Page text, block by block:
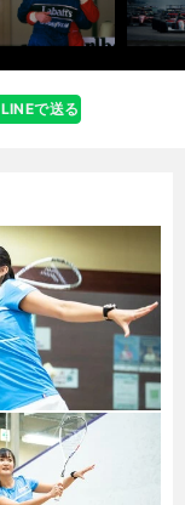
LINEで送る